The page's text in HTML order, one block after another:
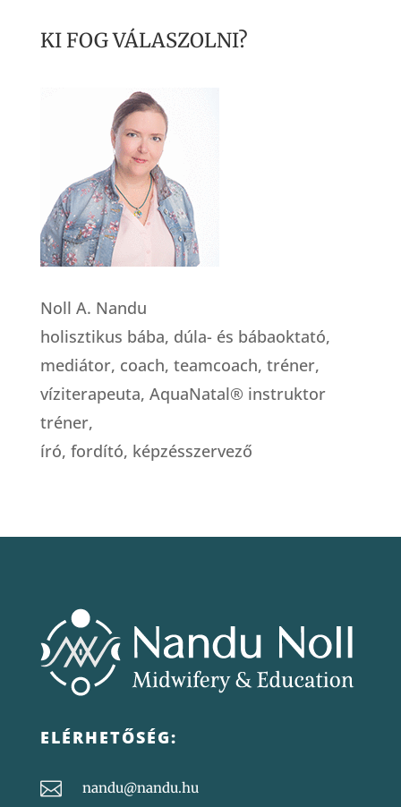
KI FOG VÁLASZOLNI?
Noll A. Nandu
holisztikus bába, dúla- és bábaoktató,
mediátor, coach, teamcoach, tréner,
víziterapeuta, AquaNatal® instruktor
tréner,
író, fordító, képzésszervező
ELÉRHETŐSÉG:
 nandu@nandu.hu